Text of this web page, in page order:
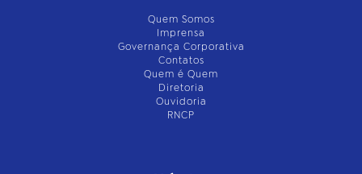
Quem Somos
Imprensa
Governança Corporativa
Contatos
Quem é Quem
Diretoria
Ouvidoria
RNCP